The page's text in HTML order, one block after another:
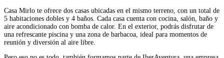
Casa Mirlo te ofrece dos casas ubicadas en el mismo terreno, con un total de
5 habitaciones dobles y 4 baños. Cada casa cuenta con cocina, salón, baño y
aire acondicionado con bomba de calor. En el exterior, podrás disfrutar de
una refrescante piscina y una zona de barbacoa, ideal para momentos de
reunión y diversión al aire libre.